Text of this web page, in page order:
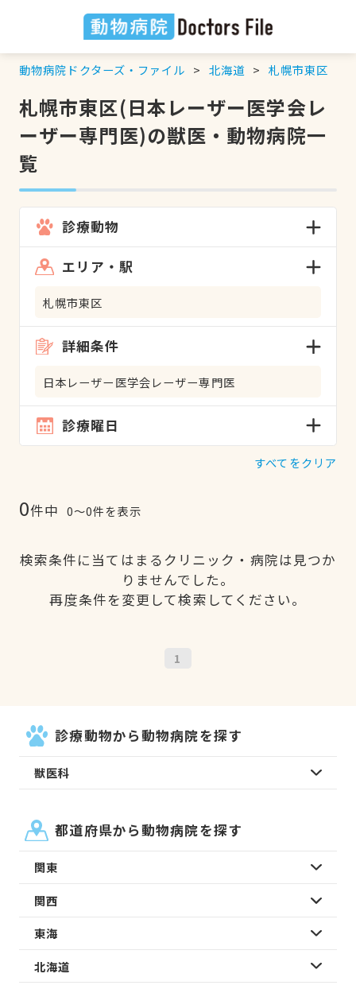
動物病院ドクターズ・ファイル 北海道 札幌市東区
札幌市東区(日本レーザー医学会レ
ーザー専門医)の獣医・動物病院一
覧
診療動物
エリア・駅
札幌市東区
詳細条件
日本レーザー医学会レーザー専門医
診療曜日
すべてをクリア
0件中 0〜0件を表示
検索条件に当てはまるクリニック・病院は見つか
りませんでした。
再度条件を変更して検索してください。
1
診療動物から動物病院を探す
獣医科
都道府県から動物病院を探す
関東
関西
東海
北海道